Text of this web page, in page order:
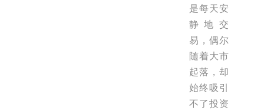
是每天安
静地交
易，偶尔
随着大市
起落，却
始终吸引
不了投资